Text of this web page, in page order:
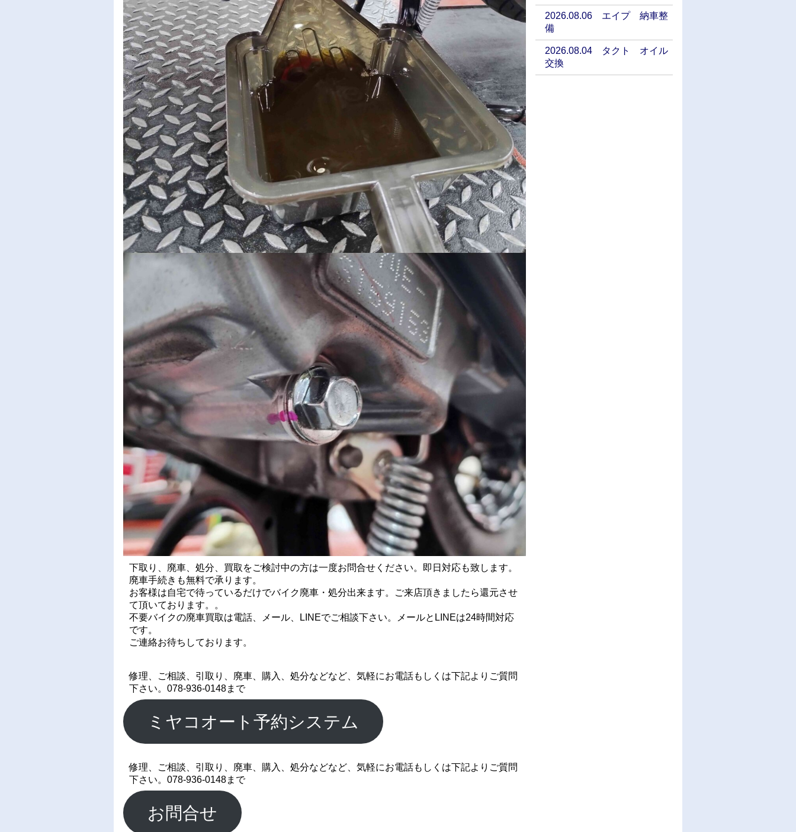
下取り、廃車、処分、買取をご検討中の方は一度お問合せください。即日対応も致します。
廃車手続きも無料で承ります。
お客様は自宅で待っているだけでバイク廃車・処分出来ます。ご来店頂きましたら還元させ
て頂いております。。
不要バイクの廃車買取は電話、メール、LINEでご相談下さい。メールとLINEは24時間対応
です。
ご連絡お待ちしております。
修理、ご相談、引取り、廃車、購入、処分などなど、気軽にお電話もしくは下記よりご質問
下さい。078-936-0148まで
ミヤコオート予約システム
修理、ご相談、引取り、廃車、購入、処分などなど、気軽にお電話もしくは下記よりご質問
下さい。078-936-0148まで
お問合せ
2026.08.06 エイプ 納車整
備
2026.08.04 タクト オイル
交換